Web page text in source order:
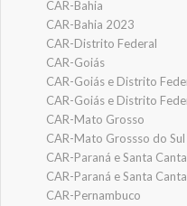
CAR-Bahia
CAR-Bahia 2023
CAR-Distrito Federal
CAR-Goiás
CAR-Goiás e Distrito
CAR-Goiás e Distrito
CAR-Mato Grosso
CAR-Mato Grossso do Sul
CAR-Paraná e Santa
CAR-Paraná e Santa
CAR-Pernambuco